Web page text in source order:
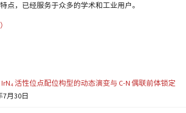
点，已经服务于众多的学术和工业用户。
活性位点配位构型的动态演变与 C-N 偶联前体锁定
7月30日